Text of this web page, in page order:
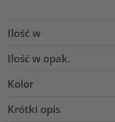
Ilość w
Ilość w opak.
Kolor
Krótki opis